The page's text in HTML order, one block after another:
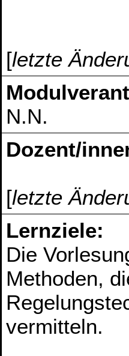
[letzte
N.N.
Dozent/
[letzte
Lernziele:
Die
Methoden,
vermitteln.